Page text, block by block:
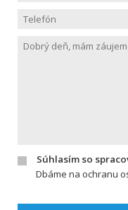
Súhlasím so
Dbáme na ochranu